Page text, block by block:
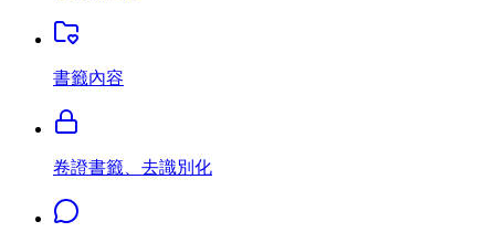
書籤內容
卷證書籤、去識別化